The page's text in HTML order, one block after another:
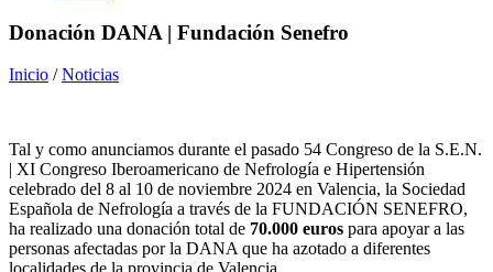
Donación DANA | Fundación Senefro
Inicio /Noticias
Tal y como anunciamos durante el pasado 54 Congreso de la S.E.N.
| XI Congreso Iberoamericano de Nefrología e Hipertensión
celebrado del 8 al 10 de noviembre 2024 en Valencia, la Sociedad
Española de Nefrología a través de la FUNDACIÓN SENEFRO,
ha realizado una donación total de 70.000 euros para apoyar a las
personas afectadas por la DANA que ha azotado a diferentes